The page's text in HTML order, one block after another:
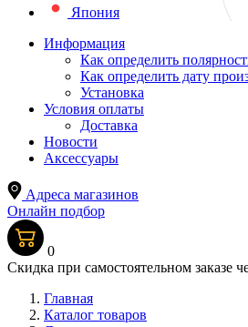
Япония
Информация
Как определить
Как определить дату
Установка
Условия оплаты
Доставка
Новости
Аксессуары
Адреса магазинов
Онлайн подбор
0
Скидка при самостоятельном заказе
Главная
Каталог товаров